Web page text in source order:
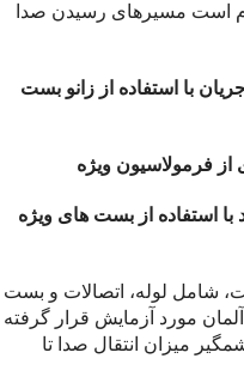
است مسیرهای رسیدن صدا
با استفاده از زانو بست
از فرمولاسیون ویژه
استفاده از بست های ویژه
شامل لوله، اتصالات و بست
مورد آزمایش قرار گرفته
میزان انتقال صدا تا